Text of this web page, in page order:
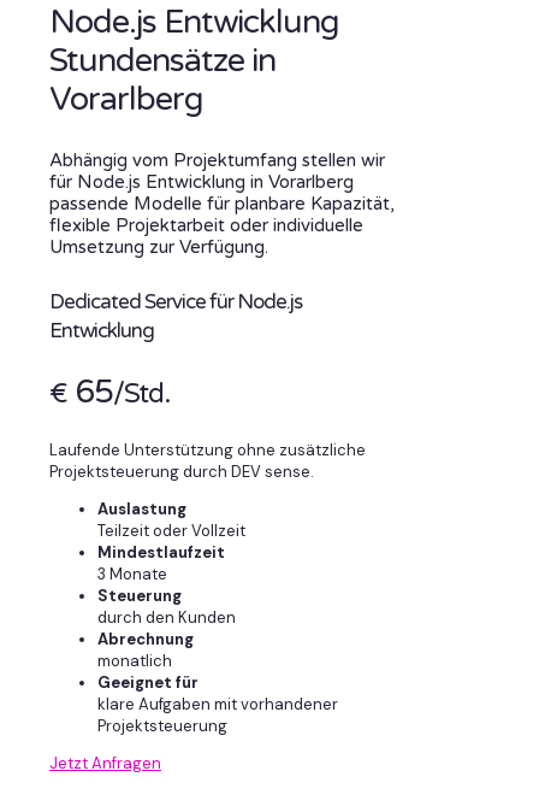
Node.js Entwicklung
Stundensätze in
Vorarlberg
Abhängig vom Projektumfang stellen wir
für Node.js Entwicklung in Vorarlberg
passende Modelle für planbare Kapazität,
flexible Projektarbeit oder individuelle
Umsetzung zur Verfügung.
Dedicated Service für Node.js
Entwicklung
€ 65/Std.
Laufende Unterstützung ohne zusätzliche
Projektsteuerung durch DEV sense.
Auslastung
Teilzeit oder Vollzeit
Mindestlaufzeit
3 Monate
Steuerung
durch den Kunden
Abrechnung
monatlich
Geeignet für
klare Aufgaben mit vorhandener
Projektsteuerung
Jetzt Anfragen